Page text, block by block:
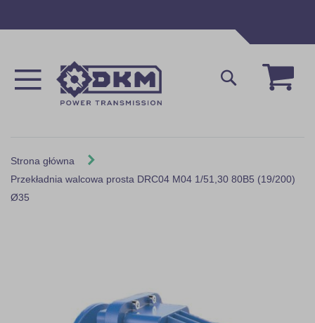
Mój
Szukaj
Strona główna
Przekładnia walcowa prosta DRC04 M04 1/51,30 80B5 (19/200)
Ø35